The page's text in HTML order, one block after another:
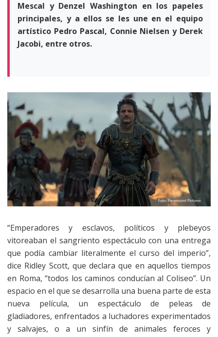
Mescal y Denzel Washington en los papeles
principales, y a ellos se les une en el equipo
artístico Pedro Pascal, Connie Nielsen y Derek
Jacobi, entre otros.
“Emperadores y esclavos, políticos y plebeyos
vitoreaban el sangriento espectáculo con una entrega
que podía cambiar literalmente el curso del imperio”,
dice Ridley Scott, que declara que en aquellos tiempos
en Roma, “todos los caminos conducían al Coliseo”. Un
espacio en el que se desarrolla una buena parte de esta
nueva película, un espectáculo de peleas de
gladiadores, enfrentados a luchadores experimentados
y salvajes, o a un sinfín de animales feroces y